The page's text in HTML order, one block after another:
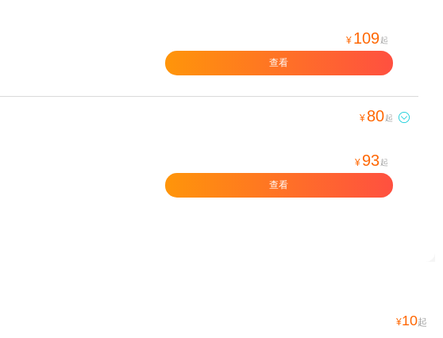
¥ 109 起
查看
¥ 80起 
¥ 93 起
查看
¥10起